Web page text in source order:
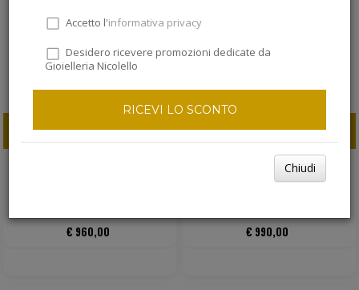
ACQUISTA ORA
€ 960,00
ACQUISTA ORA
PRESAGE CLASSIC SERIES
€ 990,00
Accetto l'informativa privacy
Desidero ricevere promozioni dedicate da
Gioielleria Nicolello
RICEVI LO SCONTO
Chiudi